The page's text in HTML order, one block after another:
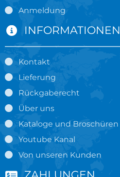
Anmeldung
INFORMATIONEN
Kontakt
Lieferung
Rückgaberecht
Über uns
Kataloge und Broschüren
Youtube Kanal
Von unseren Kunden